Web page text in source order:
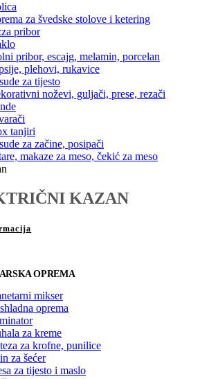
za švedske stolove i ketering
pribor
pribor, escajg, melamin, porcelan
plehovi, rukavice
za tijesto
noževi, guljači, prese, rezači
tanjiri
za začine, posipači
makaze za meso, čekić za meso
KAZAN
OPREMA
mikser
oprema
za kreme
za krofne, punilice
za šećer
za tijesto i maslo